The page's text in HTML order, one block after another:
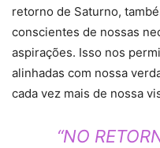
retorno de Saturno,
conscientes de nossas
aspirações. Isso nos
alinhadas com nossa
cada vez mais de nossa
“NO